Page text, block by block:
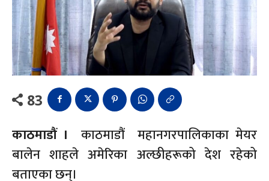
83
काठमाडौं । काठमाडौं महानगरपालिकाका मेयर
बालेन शाहले अमेरिका अल्छीहरूको देश रहेको
बताएका छन्।